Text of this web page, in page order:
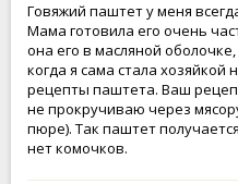
Говяжий паштет у меня
Мама готовила его очень
она его в масляной
когда я сама стала
рецепты паштета. Ваш
не прокручиваю через
пюре). Так паштет
нет комочков.